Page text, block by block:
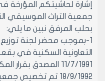
جمعية التراث الموسيقي
بحلب المرفق نبين ما يلي:
1-بموجب محضر لجنة
التعاونية السكنية في
18/9/1992 تم تخصيص